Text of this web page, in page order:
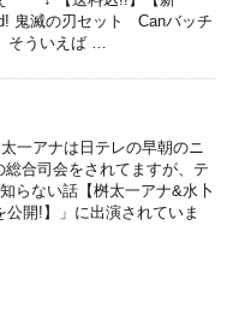
鬼滅の刃セット Canバッチ
そういえば …
一アナは日テレの早朝のニ
総合司会をされてますが、テ
らない話【桝太一アナ&水卜
公開!】」に出演されていま